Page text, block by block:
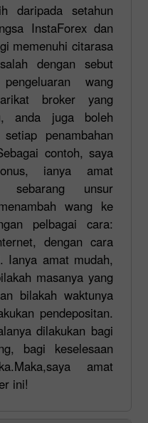
daripada setahun
InstaForex dan
memenuhi citarasa
dengan sebut
wang
broker yang
anda juga boleh
penambahan
contoh, saya
ianya amat
sebarang unsur
wang ke
pelbagai cara:
dengan cara
Ianya amat mudah,
masanya yang
bilakah waktunya
pendepositan.
dilakukan bagi
bagi keselesaan
amat
ini!